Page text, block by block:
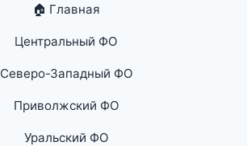
🏠 Главная
Центральный ФО
Северо-Западный ФО
Приволжский ФО
Уральский ФО